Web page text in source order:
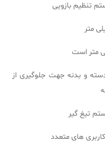
تنظیم بازویی
و بدنه جهت جلوگیری از
تیغ گیر
های متعدد